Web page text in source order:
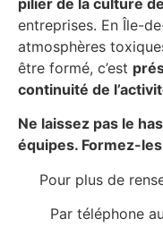
entreprises. En Île-
atmosphères
être formé, c’est
continuité de
Ne laissez pas le
équipes. Formez-
Pour plus de
Par téléphone au